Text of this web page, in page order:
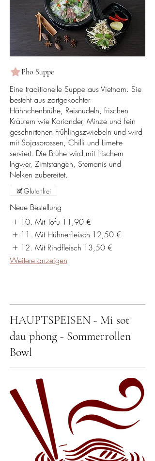
Pho Suppe
Eine traditionelle Suppe aus Vietnam. Sie
besteht aus zartgekochter
Hähnchenbrühe, Reisnudeln, frischen
Kräutern wie Koriander, Minze und fein
geschnittenen Frühlingszwiebeln und wird
mit Sojasprossen, Chilli und Limette
serviert. Die Brühe wird mit frischem
Ingwer, Zimtstangen, Sternanis und
Nelken zubereitet.
Glutenfrei
Neue Bestellung
10. Mit Tofu 11,90 €
11. Mit Hühnerfleisch 12,50 €
12. Mit Rindfleisch 13,50 €
Weitere anzeigen
HAUPTSPEISEN - Mi sot
dau phong - Sommerrollen
Bowl